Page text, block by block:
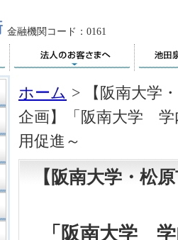
金融機関コード：0161
ホーム >
【阪南大学
企画】「阪南大学 学
用促進～
【阪南大学・松
「阪南大学